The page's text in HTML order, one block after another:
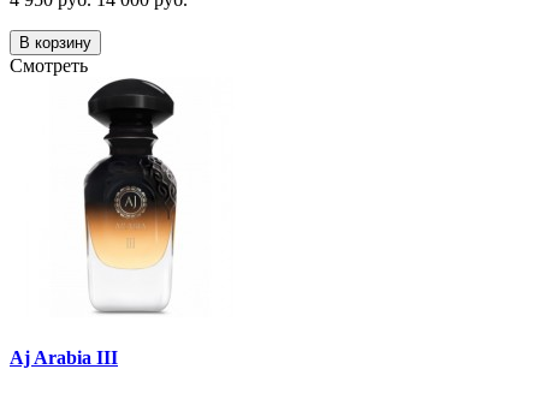
В корзину
Смотреть
Aj Arabia III